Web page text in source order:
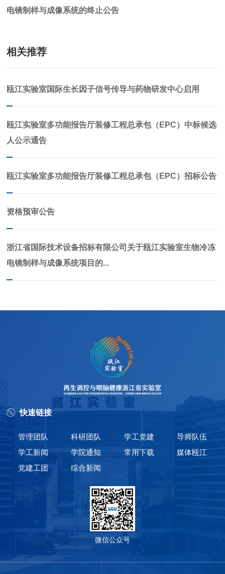
电镜制样与成像系统的终止公告
相关推荐
瓯江实验室国际生长因子信号传导与药物研发中心启用
瓯江实验室多功能报告厅装修工程总承包（EPC）中标候选
人公示通告
瓯江实验室多功能报告厅装修工程总承包（EPC）招标公告
资格预审公告
浙江省国际技术设备招标有限公司关于瓯江实验室生物冷冻
电镜制样与成像系统项目的...
快速链接
管理团队 科研团队 学工党建
导师队伍
学工新闻
学院通知 常用下载
媒体瓯江
党建工团
综合新闻
微信公众号